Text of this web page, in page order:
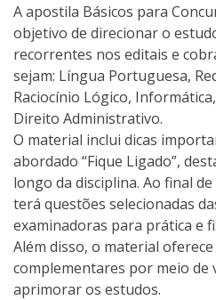
A apostila Básicos para
objetivo de direcionar o
recorrentes nos editais e
sejam: Língua Portuguesa,
Raciocínio Lógico,
Direito Administrativo.
O material inclui dicas
abordado “Fique Ligado”,
longo da disciplina. Ao final
terá questões selecionadas
examinadoras para prática e
Além disso, o material
complementares por meio de
aprimorar os estudos.